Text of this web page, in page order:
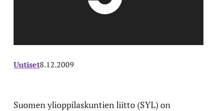
Uutiset8.12.2009
Suomen ylioppilaskuntien liitto (SYL) on